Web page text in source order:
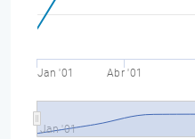
Jan '01 Abr '01
Jan '01